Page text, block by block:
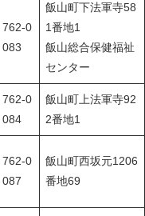
762-0
083
飯山町下法軍寺58
1番地1
飯山総合保健福祉
センター
762-0
084
飯山町上法軍寺92
2番地1
762-0
087
飯山町西坂元1206
番地69